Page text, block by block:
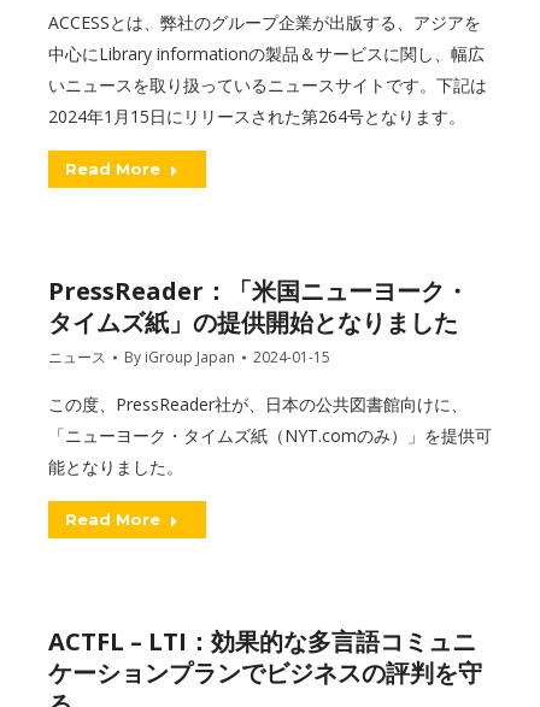
ACCESSとは、弊社のグループ企業が出版する、アジアを
中心にLibrary informationの製品＆サービスに関し、幅広
いニュースを取り扱っているニュースサイトです。下記は
2024年1月15日にリリースされた第264号となります。
Read More
PressReader：「米国ニューヨーク・
タイムズ紙」の提供開始となりました
ニュース By iGroup Japan 2024-01-15
この度、PressReader社が、日本の公共図書館向けに、
「ニューヨーク・タイムズ紙（NYT.comのみ）」を提供可
能となりました。
Read More
ACTFL – LTI：効果的な多言語コミュニ
ケーションプランでビジネスの評判を守